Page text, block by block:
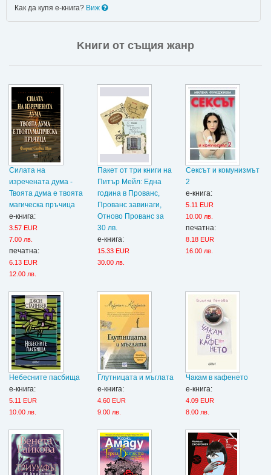
Как да купя е-книга? Виж
Kниги от същия жанр
Силата на
изречената дума -
Твоята дума е твоята
магическа пръчица
е-книга:
3.57 EUR
7.00 лв.
печатна:
6.13 EUR
12.00 лв.
Пакет от три книги на
Питър Мейл: Една
година в Прованс,
Прованс завинаги,
Отново Прованс за
30 лв.
е-книга:
15.33 EUR
30.00 лв.
Сексът и комунизмът
2
е-книга:
5.11 EUR
10.00 лв.
печатна:
8.18 EUR
16.00 лв.
Небесните пасбища
е-книга:
5.11 EUR
10.00 лв.
Глутницата и мъглата
е-книга:
4.60 EUR
9.00 лв.
Чакам в кафенето
е-книга:
4.09 EUR
8.00 лв.